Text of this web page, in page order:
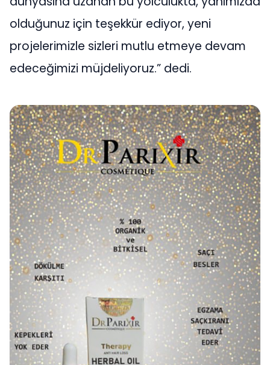
olduğunuz için teşekkür ediyor, yeni
projelerimizle sizleri mutlu etmeye devam
edeceğimizi müjdeliyoruz.” dedi.